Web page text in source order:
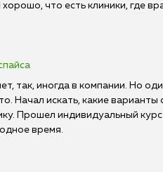
что есть клиники, где
так, иногда в компании. Но
Начал искать, какие
Прошел индивидуальный
время.